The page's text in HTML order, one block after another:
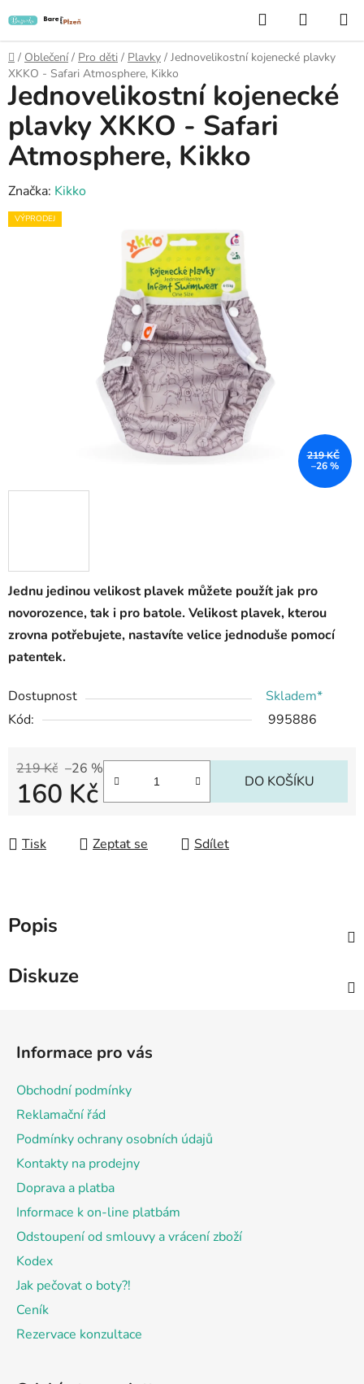
na
obsah
Hledat
KOŠÍK
Domů
/ Oblečení / Pro děti / Plavky / Jednovelikostní kojenecké plavky
XKKO - Safari Atmosphere, Kikko
Jednu jedinou velikost plavek můžete použít jak pro
novorozence, tak i pro batole. Velikost plavek, kterou
zrovna potřebujete, nastavíte velice jednoduše pomocí
patentek.
Dostupnost
Skladem*
Kód:
995886
219 Kč –26 %
160 Kč DO KOŠÍKU
Tisk Zeptat se Sdílet
Jednovelikostní kojenecké
plavky XKKO - Safari
Atmosphere, Kikko
Značka: Kikko
VÝPRODEJ
219 KČ
–26 %
Popis
Diskuze
Informace pro vás
Obchodní podmínky
Reklamační řád
Podmínky ochrany osobních údajů
Kontakty na prodejny
Doprava a platba
Informace k on-line platbám
Odstoupení od smlouvy a vrácení zboží
Kodex
Jak pečovat o boty?!
Ceník
Rezervace konzultace